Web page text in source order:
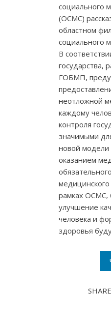
социального
(ОСМС)
областном
социального
В
государства,
ГОБМП,
неотложной
каждому
контроля
значимыми
новой модели
оказанием
медицинского
рамках ОСМС,
улучшение
человека и
здоровья
SHARE